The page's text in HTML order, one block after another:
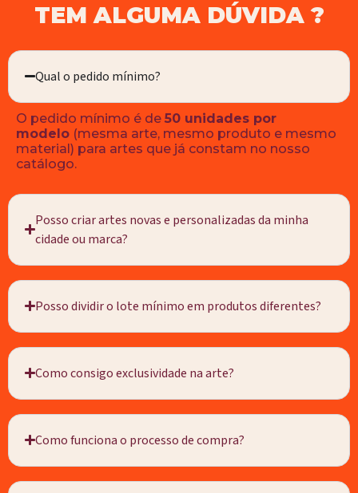
TEM ALGUMA DÚVIDA ?
Qual o pedido mínimo?
O pedido mínimo é de 50 unidades por
modelo (mesma arte, mesmo produto e mesmo
material) para artes que já constam no nosso
catálogo.
Posso criar artes novas e personalizadas da minha
cidade ou marca?
Posso dividir o lote mínimo em produtos diferentes?
Como consigo exclusividade na arte?
Como funciona o processo de compra?